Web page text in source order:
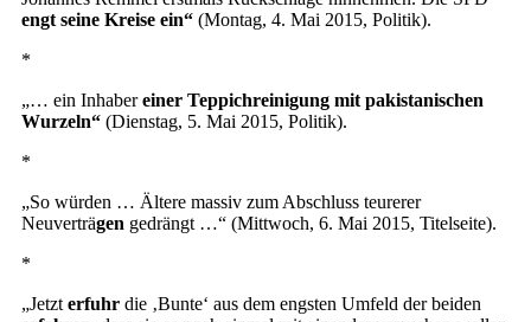
engt seine Kreise ein“ (Montag, 4. Mai 2015, Politik).
*
„… ein Inhabereiner Teppichreinigung mit pakistanischen
Wurzeln“ (Dienstag, 5. Mai 2015, Politik).
*
„So würden … Ältere massiv zum Abschluss teurerer
Neuverträgen gedrängt …“ (Mittwoch, 6. Mai 2015, Titelseite).
*
„Jetzt erfuhr die ‚Bunte‘ aus dem engsten Umfeld der beiden